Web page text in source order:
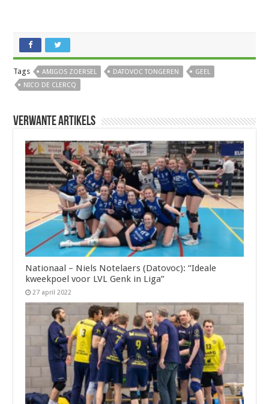
Tags AMIGOS ZOERSEL DATOVOC TONGEREN
GEEL
NICO DE CLERCQ
Verwante artikels
Nationaal – Niels Notelaers (Datovoc): “Ideale
kweekpoel voor LVL Genk in Liga”
27 april 2022